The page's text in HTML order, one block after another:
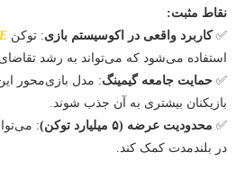
نقاط مثبت:
✅کاربرد واقعی در اکوسیستم بازی: توکن
استفاده می‌شود که می‌تواند به رشد
✅ حمایت جامعه گیمینگ: مدل بازی‌محور
بازیکنان بیشتری به آن جذب شوند.
✅ محدودیت عرضه (۵ میلیارد توکن)
:
در بلندمدت کمک کند.